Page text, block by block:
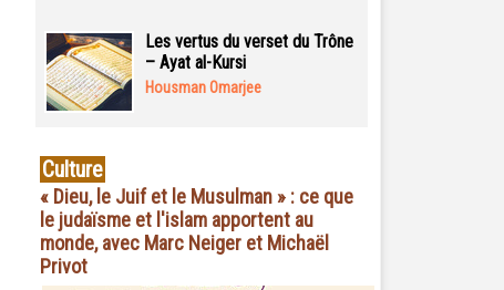
Les vertus du verset du Trône
– Ayat al-Kursi
Housman Omarjee
Culture
« Dieu, le Juif et le Musulman » : ce que
le judaïsme et l'islam apportent au
monde, avec Marc Neiger et Michaël
Privot